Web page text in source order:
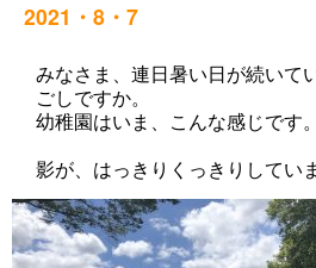
2021・8・7
みなさま、連日暑い日が続いて
ごしですか。
幼稚園はいま、こんな感じです。
影が、はっきりくっきりしていま